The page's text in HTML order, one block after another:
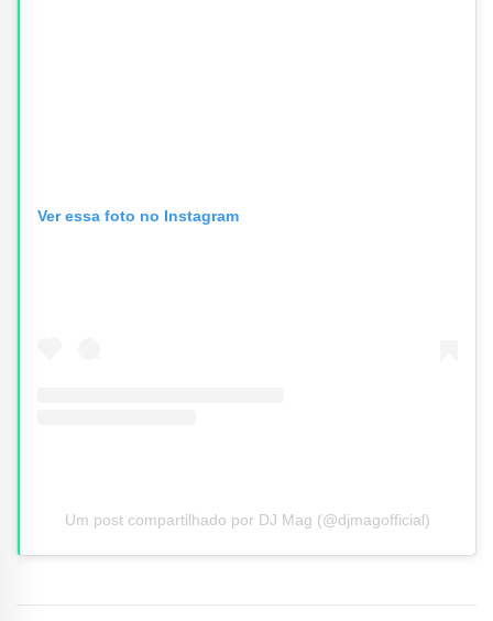
Ver essa foto no Instagram
Um post compartilhado por DJ Mag (@djmagofficial)